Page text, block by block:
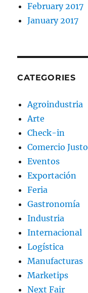
February 2017
January 2017
CATEGORIES
Agroindustria
Arte
Check-in
Comercio Justo
Eventos
Exportación
Feria
Gastronomía
Industria
Internacional
Logística
Manufacturas
Marketips
Next Fair